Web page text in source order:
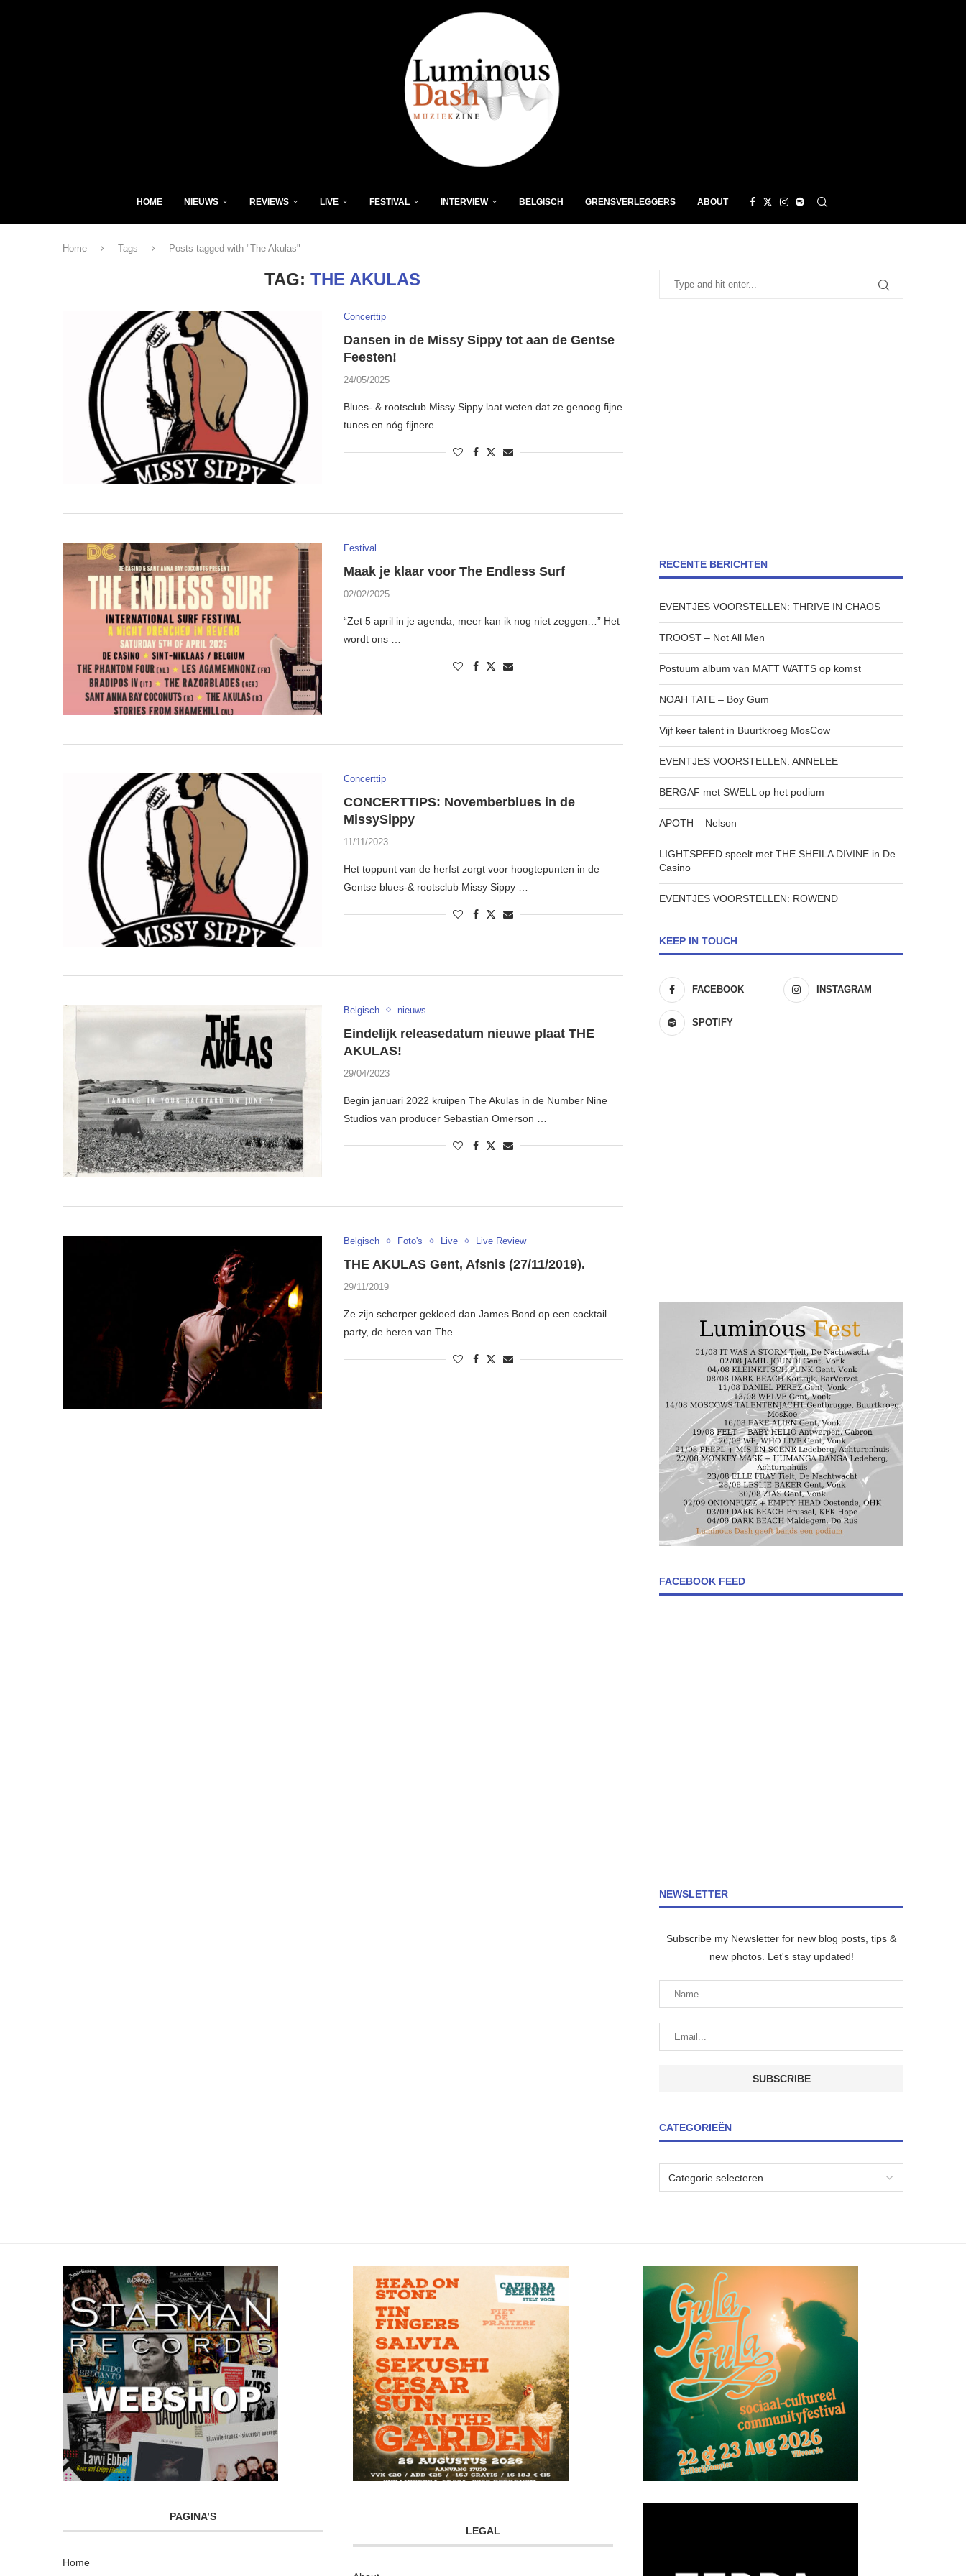
HOME NIEUWS REVIEWS LIVE FESTIVAL INTERVIEW BELGISCH GRENSVERLEGGERS ABOUT
Home Tags Posts tagged with "The Akulas"
TAG:THE AKULAS
Concerttip
Dansen in de Missy Sippy tot aan de Gentse
Feesten!
24/05/2025
Blues- & rootsclub Missy Sippy laat weten dat ze genoeg fijne
tunes en nóg fijnere …
Festival
Maak je klaar voor The Endless Surf
02/02/2025
“Zet 5 april in je agenda, meer kan ik nog niet zeggen…” Het
wordt ons …
Concerttip
CONCERTTIPS: Novemberblues in de
MissySippy
11/11/2023
Het toppunt van de herfst zorgt voor hoogtepunten in de
Gentse blues-& rootsclub Missy Sippy …
Belgisch nieuws
Eindelijk releasedatum nieuwe plaat THE
AKULAS!
29/04/2023
Begin januari 2022 kruipen The Akulas in de Number Nine
Studios van producer Sebastian Omerson …
Belgisch Foto's Live Live Review
THE AKULAS Gent, Afsnis (27/11/2019).
29/11/2019
Ze zijn scherper gekleed dan James Bond op een cocktail
party, de heren van The …
RECENTE BERICHTEN
EVENTJES VOORSTELLEN: THRIVE IN CHAOS
TROOST – Not All Men
Postuum album van MATT WATTS op komst
NOAH TATE – Boy Gum
Vijf keer talent in Buurtkroeg MosCow
EVENTJES VOORSTELLEN: ANNELEE
BERGAF met SWELL op het podium
APOTH – Nelson
LIGHTSPEED speelt met THE SHEILA DIVINE in De
Casino
EVENTJES VOORSTELLEN: ROWEND
KEEP IN TOUCH
FACEBOOK INSTAGRAM
SPOTIFY
FACEBOOK FEED
NEWSLETTER
Subscribe my Newsletter for new blog posts, tips &
new photos. Let's stay updated!
CATEGORIEËN
PAGINA’S
Home
LEGAL